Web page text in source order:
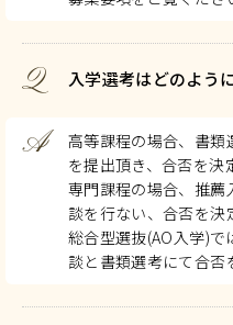
Q 入学選考はどのよう
A
高等課程の場合、書類
を提出頂き、合否を決
専門課程の場合、推薦
談を行ない、合否を決
総合型選抜(AO入学)
談と書類選考にて合否